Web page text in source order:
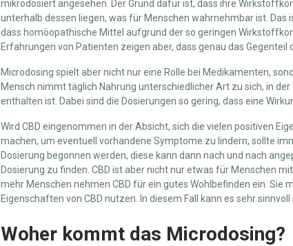
mikrodosiert angesehen. Der Grund dafür ist, dass ihre
unterhalb dessen liegen, was für Menschen wahrnehmbar ist.
dass homöopathische Mittel aufgrund der so geringen
Erfahrungen von Patienten zeigen aber, dass genau das Gegenteil
Microdosing spielt aber nicht nur eine Rolle bei Medikamenten,
Mensch nimmt täglich Nahrung unterschiedlicher Art zu sich, in
enthalten ist. Dabei sind die Dosierungen so gering, dass eine
Wird CBD eingenommen in der Absicht, sich die vielen positiven
machen, um eventuell vorhandene Symptome zu lindern, sollte
Dosierung begonnen werden, diese kann dann nach und nach
Dosierung zu finden. CBD ist aber nicht nur etwas für Menschen
mehr Menschen nehmen CBD für ein gutes Wohlbefinden ein.
Eigenschaften von CBD nutzen. In diesem Fall kann es sehr
Woher kommt das Microdosing?